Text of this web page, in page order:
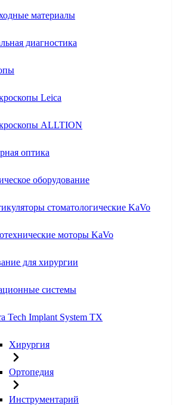
материалы
диагностика
Leica
ALLTION
оптика
оборудование
стоматологические KaVo
моторы KaVo
для хирургии
системы
Tech Implant System TX
Хирургия
Ортопедия
Инструментарий